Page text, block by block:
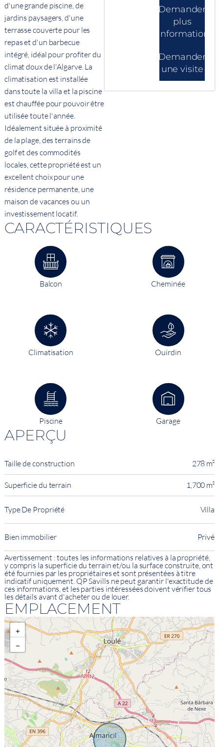
d'une grande piscine, de
jardins paysagers, d'une
terrasse couverte pour les
repas et d'un barbecue
intégré, idéal pour profiter du
climat doux de l'Algarve. La
climatisation est installée
dans toute la villa et la piscine
est chauffée pour pouvoir être
utilisée toute l'année.
Idéalement située à proximité
de la plage, des terrains de
golf et des commodités
locales, cette propriété est un
excellent choix pour une
résidence permanente, une
maison de vacances ou un
investissement locatif.
Demander
plus
d'informations
Demander
une visite
CARACTÉRISTIQUES
Balcon Cheminée
Climatisation Ouirdin
Piscine Garage
APERÇU
Taille de construction 278 m²
Superficie du terrain 1,700 m²
Type De Propriété Villa
Bien immobilier Privé
Avertissement : toutes les informations relatives à la propriété,
y compris la superficie du terrain et/ou la surface construite, ont
été fournies par les propriétaires et sont présentées à titre
indicatif uniquement. QP Savills ne peut garantir l'exactitude de
ces informations, et les parties intéressées doivent vérifier tous
les détails avant d'acheter ou de louer.
EMPLACEMENT
+
−